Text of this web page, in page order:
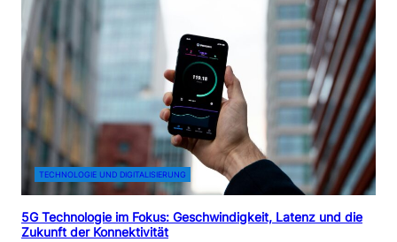
TECHNOLOGIE UND DIGITALISIERUNG
5G Technologie im Fokus: Geschwindigkeit, Latenz und die
Zukunft der Konnektivität